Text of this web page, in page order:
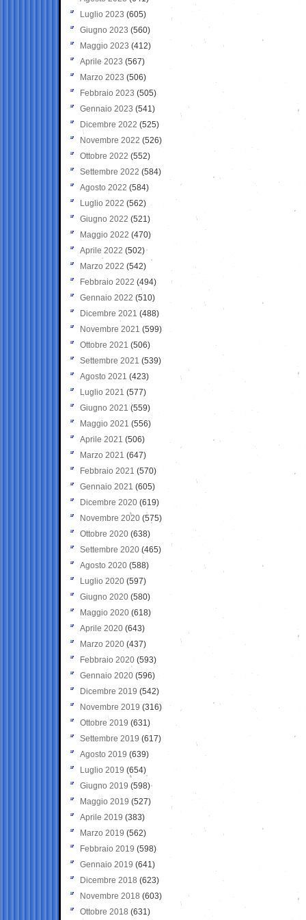
Luglio 2023 (605)
Giugno 2023 (560)
Maggio 2023 (412)
Aprile 2023 (567)
Marzo 2023 (506)
Febbraio 2023 (505)
Gennaio 2023 (541)
Dicembre 2022 (525)
Novembre 2022 (526)
Ottobre 2022 (552)
Settembre 2022 (584)
Agosto 2022 (584)
Luglio 2022 (562)
Giugno 2022 (521)
Maggio 2022 (470)
Aprile 2022 (502)
Marzo 2022 (542)
Febbraio 2022 (494)
Gennaio 2022 (510)
Dicembre 2021 (488)
Novembre 2021 (599)
Ottobre 2021 (506)
Settembre 2021 (539)
Agosto 2021 (423)
Luglio 2021 (577)
Giugno 2021(559)
Maggio 2021 (556)
Aprile 2021 (506)
Marzo 2021 (647)
Febbraio 2021 (570)
Gennaio 2021 (605)
Dicembre 2020 (619)
Novembre 2020 (575)
Ottobre 2020 (638)
Settembre 2020(465)
Agosto 2020 (588)
Luglio 2020 (597)
Giugno 2020 (580)
Maggio 2020 (618)
Aprile 2020 (643)
Marzo 2020 (437)
Febbraio 2020 (593)
Gennaio 2020 (596)
Dicembre 2019 (542)
Novembre 2019 (316)
Ottobre 2019 (631)
Settembre 2019 (617)
Agosto 2019 (639)
Luglio 2019 (654)
Giugno 2019 (598)
Maggio 2019 (527)
Aprile 2019 (383)
Marzo 2019 (562)
Febbraio 2019 (598)
Gennaio 2019 (641)
Dicembre 2018 (623)
Novembre 2018 (603)
Ottobre 2018 (631)